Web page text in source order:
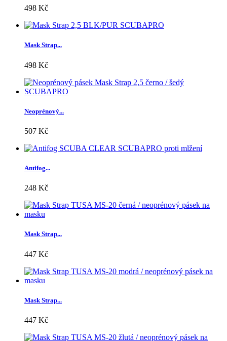
498 Kč
Mask Strap...
498 Kč
Neoprénový...
507 Kč
Antifog...
248 Kč
Mask Strap...
447 Kč
Mask Strap...
447 Kč